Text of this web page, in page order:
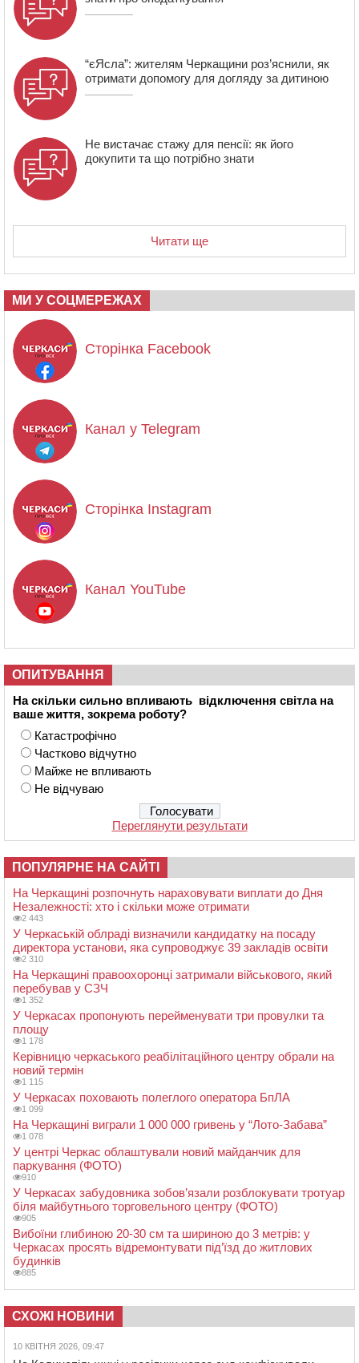
“єЯсла”: жителям Черкащини роз’яснили, як
отримати допомогу для догляду за дитиною
Не вистачає стажу для пенсії: як його
докупити та що потрібно знати
Читати ще
МИ У СОЦМЕРЕЖАХ
Сторінка Facebook
Канал у Telegram
Сторінка Instagram
Канал YouTube
ОПИТУВАННЯ
На скільки сильно впливають відключення світла на
ваше життя, зокрема роботу?
Катастрофічно
Частково відчутно
Майже не впливають
Не відчуваю
Переглянути результати
ПОПУЛЯРНЕ НА САЙТІ
На Черкащині розпочнуть нараховувати виплати до Дня
Незалежності: хто і скільки може отримати
2 443
У Черкаській облраді визначили кандидатку на посаду
директора установи, яка супроводжує 39 закладів освіти
2 310
На Черкащині правоохоронці затримали військового, який
перебував у СЗЧ
1 352
У Черкасах пропонують перейменувати три провулки та
площу
1 178
Керівницю черкаського реабілітаційного центру обрали на
новий термін
1 115
У Черкасах поховають полеглого оператора БпЛА
1 099
На Черкащині виграли 1 000 000 гривень у “Лото-Забава”
1 078
У центрі Черкас облаштували новий майданчик для
паркування (ФОТО)
910
У Черкасах забудовника зобов’язали розблокувати тротуар
біля майбутнього торговельного центру (ФОТО)
905
Вибоїни глибиною 20-30 см та шириною до 3 метрів: у
Черкасах просять відремонтувати під’їзд до житлових
будинків
885
СХОЖІ НОВИНИ
10 КВІТНЯ 2026, 09:47